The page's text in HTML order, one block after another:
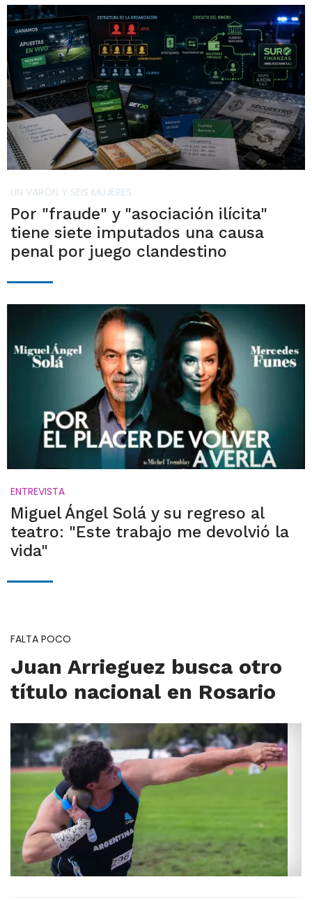
UN VARÓN Y SEIS MUJERES
Por "fraude" y "asociación ilícita"
tiene siete imputados una causa
penal por juego clandestino
ENTREVISTA
Miguel Ángel Solá y su regreso al
teatro: "Este trabajo me devolvió la
vida"
FALTA POCO
Juan Arrieguez busca otro
título nacional en Rosario